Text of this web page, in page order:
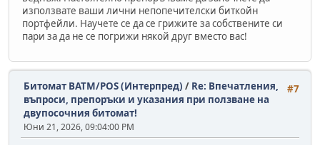
използвате ваши лични непопечителски биткойн
портфейли. Научете се да се грижите за собствените си
пари за да не се погрижи някой друг вместо вас!
#7
Битомат BATM/POS (Интерпред) / Re: Впечатления,
въпроси, препоръки и указания при ползване на
двупосочния битомат!
Юни 21, 2026, 09:04:00 PM